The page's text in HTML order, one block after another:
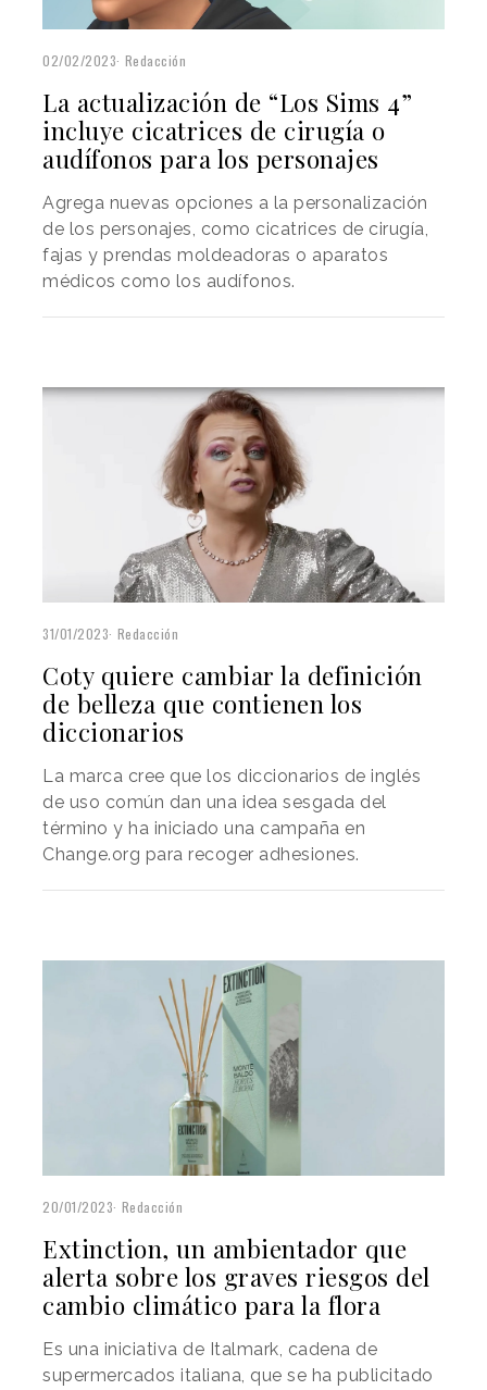
02/02/2023 Redacción
La actualización de “Los Sims 4”
incluye cicatrices de cirugía o
audífonos para los personajes
Agrega nuevas opciones a la personalización
de los personajes, como cicatrices de cirugía,
fajas y prendas moldeadoras o aparatos
médicos como los audífonos.
31/01/2023 Redacción
Coty quiere cambiar la definición
de belleza que contienen los
diccionarios
La marca cree que los diccionarios de inglés
de uso común dan una idea sesgada del
término y ha iniciado una campaña en
Change.org para recoger adhesiones.
20/01/2023 Redacción
Extinction, un ambientador que
alerta sobre los graves riesgos del
cambio climático para la flora
Es una iniciativa de Italmark, cadena de
supermercados italiana, que se ha publicitado